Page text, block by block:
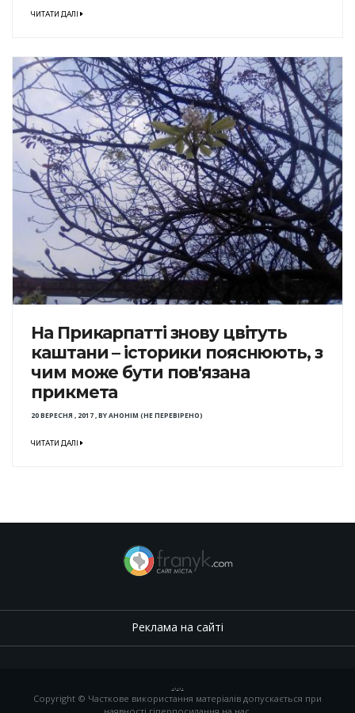
ЧИТАТИ ДАЛІ
На Прикарпатті знову цвітуть
каштани – історики пояснюють, з
чим може бути пов'язана
прикмета
20 ВЕРЕСНЯ , 2017,BYАНОНІМ (НЕ ПЕРЕВІРЕНО)
ЧИТАТИ ДАЛІ
Реклама на сайті
, ,
Copyright © Часткове використання матеріалів допускається при